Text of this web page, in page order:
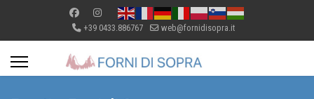
+39 0433.886767 web@fornidisopra.it